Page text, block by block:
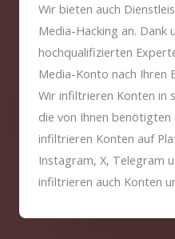
Wir bieten auch
Media-Hacking an. Dank
hochqualifizierten
Media-Konto nach Ihren
Wir infiltrieren Konten in
die von Ihnen
infiltrieren Konten auf
Instagram, X, Telegram
infiltrieren auch Konten